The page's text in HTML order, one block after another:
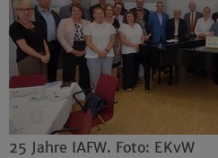
25 Jahre IAFW. Foto: EKvW